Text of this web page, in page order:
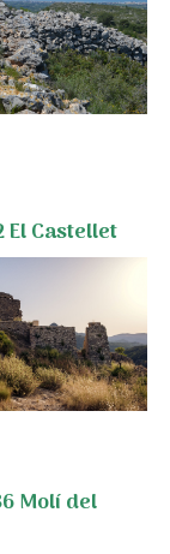
92 El Castellet
Molí del